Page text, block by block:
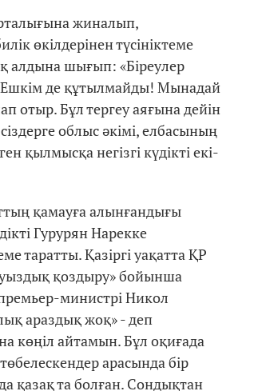
жиналып,
өкілдерінен түсініктеме
алдына шығып: «Біреулер
Ешкім де құтылмайды! Мынадай
отыр. Бұл тергеу аяғына дейін
облыс әкімі, елбасының
қылмысқа негізгі күдікті екі-
қамауға алынғандығы
Гурурян Нарекке
таратты. Қазіргі уақатта ҚР
қоздыру» бойынша
министрі Никол
араздық жоқ» - деп
көңіл айтамын. Бұл оқиғада
арасында бір
қазақ та болған. Сондықтан